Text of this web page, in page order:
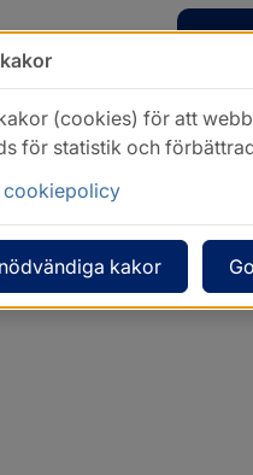
(cookies) för att
för statistik och
cookiepolicy
kakor